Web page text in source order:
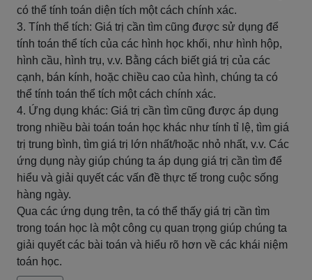
có thể tính toán diện tích một cách chính xác.
3. Tính thể tích: Giá trị cần tìm cũng được sử dụng để
tính toán thể tích của các hình học khối, như hình hộp,
hình cầu, hình trụ, v.v. Bằng cách biết giá trị của các
cạnh, bán kính, hoặc chiều cao của hình, chúng ta có
thể tính toán thể tích một cách chính xác.
4. Ứng dụng khác: Giá trị cần tìm cũng được áp dụng
trong nhiều bài toán toán học khác như tính tỉ lệ, tìm giá
trị trung bình, tìm giá trị lớn nhất/hoặc nhỏ nhất, v.v. Các
ứng dụng này giúp chúng ta áp dụng giá trị cần tìm để
hiểu và giải quyết các vấn đề thực tế trong cuộc sống
hàng ngày.
Qua các ứng dụng trên, ta có thể thấy giá trị cần tìm
trong toán học là một công cụ quan trọng giúp chúng ta
giải quyết các bài toán và hiểu rõ hơn về các khái niệm
toán học.